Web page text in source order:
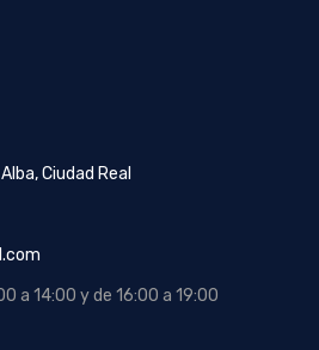
Ciudad Real
a 14:00 y de 16:00 a 19:00